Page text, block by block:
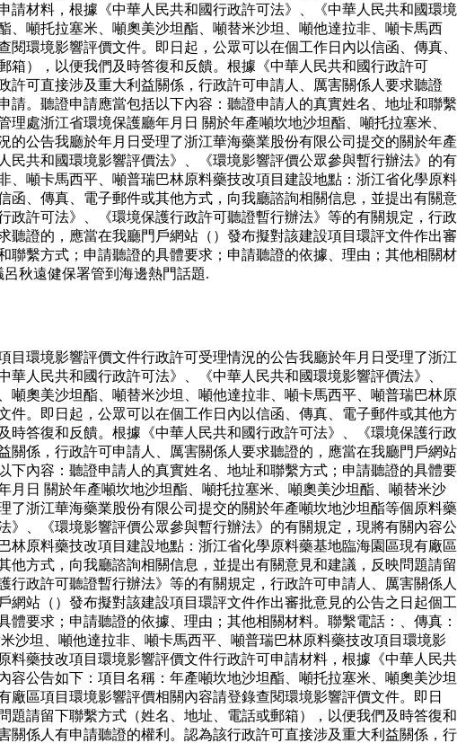
材料，根據《中華人民共和國行政許可法》、《中華人民共和國環境
噸托拉塞米、噸奧美沙坦酯、噸替米沙坦、噸他達拉非、噸卡馬西
環境影響評價文件。即日起，公眾可以在個工作日內以信函、傳真、
），以便我們及時答復和反饋。根據《中華人民共和國行政許可
可直接涉及重大利益關係，行政許可申請人、厲害關係人要求聽證
。聽證申請應當包括以下內容：聽證申請人的真實姓名、地址和聯繫
處浙江省環境保護廳年月日 關於年產噸坎地沙坦酯、噸托拉塞米、
公告我廳於年月日受理了浙江華海藥業股份有限公司提交的關於年產
共和國環境影響評價法》、《環境影響評價公眾參與暫行辦法》的有
噸卡馬西平、噸普瑞巴林原料藥技改項目建設地點：浙江省化學原料
、傳真、電子郵件或其他方式，向我廳諮詢相關信息，並提出有關意
許可法》、《環境保護行政許可聽證暫行辦法》等的有關規定，行政
證的，應當在我廳門戶網站（）發布擬對該建設項目環評文件作出審
繫方式；申請聽證的具體要求；申請聽證的依據、理由；其他相關材
秋遠健保署管到海邊熱門話題.
環境影響評價文件行政許可受理情況的公告我廳於年月日受理了浙江
人民共和國行政許可法》、《中華人民共和國環境影響評價法》、
噸奧美沙坦酯、噸替米沙坦、噸他達拉非、噸卡馬西平、噸普瑞巴林原
。即日起，公眾可以在個工作日內以信函、傳真、電子郵件或其他方
答復和反饋。根據《中華人民共和國行政許可法》、《環境保護行政
係，行政許可申請人、厲害關係人要求聽證的，應當在我廳門戶網站
下內容：聽證申請人的真實姓名、地址和聯繫方式；申請聽證的具體要
日 關於年產噸坎地沙坦酯、噸托拉塞米、噸奧美沙坦酯、噸替米沙
浙江華海藥業股份有限公司提交的關於年產噸坎地沙坦酯等個原料藥
、《環境影響評價公眾參與暫行辦法》的有關規定，現將有關內容公
原料藥技改項目建設地點：浙江省化學原料藥基地臨海園區現有廠區
方式，向我廳諮詢相關信息，並提出有關意見和建議，反映問題請留
政許可聽證暫行辦法》等的有關規定，行政許可申請人、厲害關係人
站（）發布擬對該建設項目環評文件作出審批意見的公告之日起個工
要求；申請聽證的依據、理由；其他相關材料。聯繫電話：、傳真：
沙坦、噸他達拉非、噸卡馬西平、噸普瑞巴林原料藥技改項目環境影
藥技改項目環境影響評價文件行政許可申請材料，根據《中華人民共
公告如下：項目名稱：年產噸坎地沙坦酯、噸托拉塞米、噸奧美沙坦
區項目環境影響評價相關內容請登錄查閱環境影響評價文件。即日
請留下聯繫方式（姓名、地址、電話或郵箱），以便我們及時答復和
係人有申請聽證的權利。認為該行政許可直接涉及重大利益關係，行